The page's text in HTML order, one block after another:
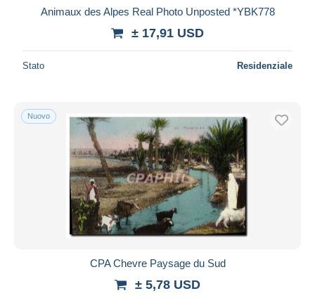
Animaux des Alpes Real Photo Unposted *YBK778
± 17,91 USD
Stato Residenziale
Nuovo
CPA Chevre Paysage du Sud
± 5,78 USD